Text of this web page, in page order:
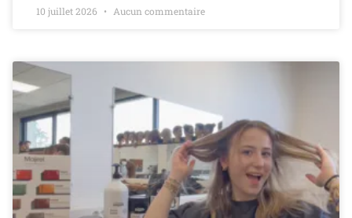
10 juillet 2026 Aucun commentaire